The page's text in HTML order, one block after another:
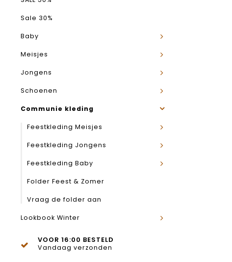
Sale 30%
Baby
Meisjes
Jongens
Schoenen
Communie kleding
Feestkleding Meisjes
Feestkleding Jongens
Feestkleding Baby
Folder Feest & Zomer
Vraag de folder aan
Lookbook Winter
VOOR 16:00 BESTELD
Vandaag verzonden